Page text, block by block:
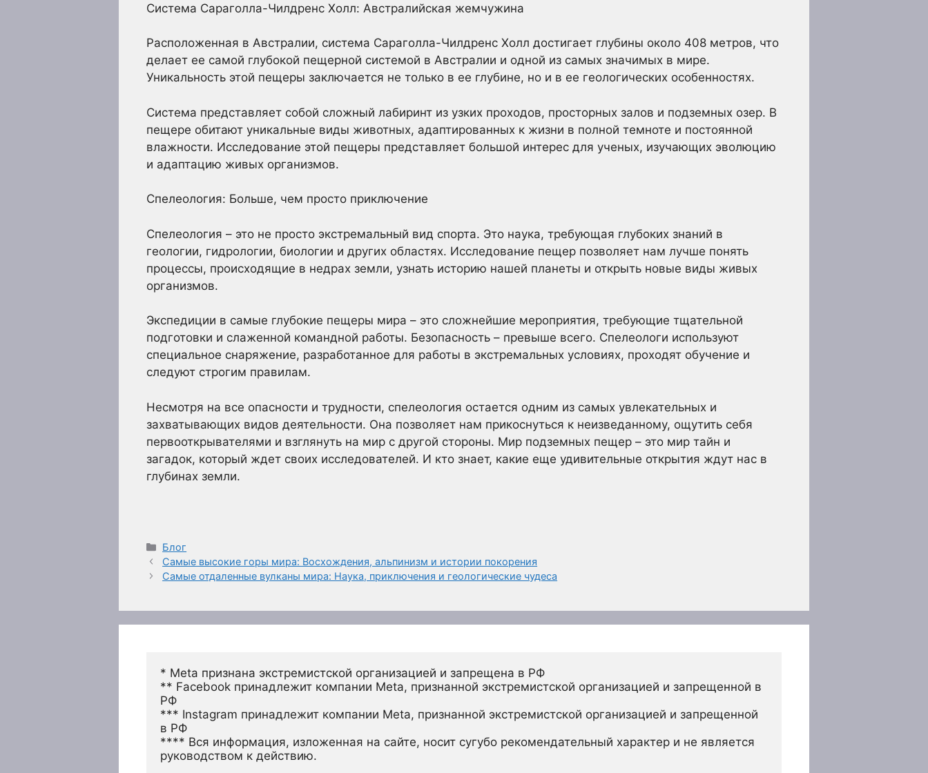
Система Сараголла-Чилдренс Холл: Австралийская жемчужина
Расположенная в Австралии, система Сараголла-Чилдренс Холл достигает глубины около 408 метров, что
делает ее самой глубокой пещерной системой в Австралии и одной из самых значимых в мире.
Уникальность этой пещеры заключается не только в ее глубине, но и в ее геологических особенностях.
Система представляет собой сложный лабиринт из узких проходов, просторных залов и подземных озер. В
пещере обитают уникальные виды животных, адаптированных к жизни в полной темноте и постоянной
влажности. Исследование этой пещеры представляет большой интерес для ученых, изучающих эволюцию
и адаптацию живых организмов.
Спелеология: Больше, чем просто приключение
Спелеология – это не просто экстремальный вид спорта. Это наука, требующая глубоких знаний в
геологии, гидрологии, биологии и других областях. Исследование пещер позволяет нам лучше понять
процессы, происходящие в недрах земли, узнать историю нашей планеты и открыть новые виды живых
организмов.
Экспедиции в самые глубокие пещеры мира – это сложнейшие мероприятия, требующие тщательной
подготовки и слаженной командной работы. Безопасность – превыше всего. Спелеологи используют
специальное снаряжение, разработанное для работы в экстремальных условиях, проходят обучение и
следуют строгим правилам.
Несмотря на все опасности и трудности, спелеология остается одним из самых увлекательных и
захватывающих видов деятельности. Она позволяет нам прикоснуться к неизведанному, ощутить себя
первооткрывателями и взглянуть на мир с другой стороны. Мир подземных пещер – это мир тайн и
загадок, который ждет своих исследователей. И кто знает, какие еще удивительные открытия ждут нас в
глубинах земли.
Рубрики
Блог
Самые высокие горы мира: Восхождения, альпинизм и истории покорения
Самые отдаленные вулканы мира: Наука, приключения и геологические чудеса
* Meta признана экстремистской организацией и запрещена в РФ
** Facebook принадлежит компании Meta, признанной экстремистской организацией и запрещенной в
РФ
*** Instagram принадлежит компании Meta, признанной экстремистской организацией и запрещенной
в РФ
**** Вся информация, изложенная на сайте, носит сугубо рекомендательный характер и не является
руководством к действию.